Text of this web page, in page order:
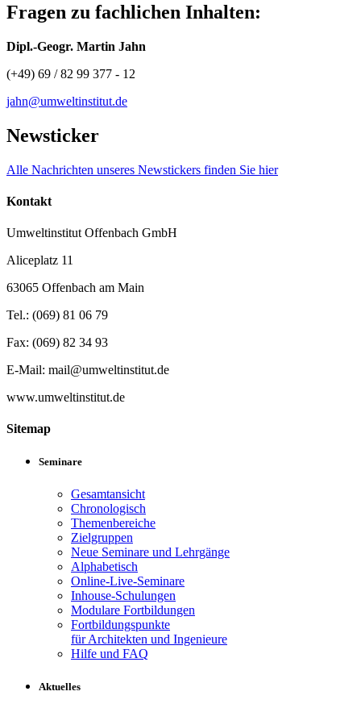
Fragen zu fachlichen Inhalten:
Dipl.-Geogr. Martin Jahn
(+49) 69 / 82 99 377 - 12
jahn@umweltinstitut.de
Newsticker
Alle Nachrichten unseres Newstickers finden Sie hier
Kontakt
Umweltinstitut Offenbach GmbH
Aliceplatz 11
63065 Offenbach am Main
Tel.: (069) 81 06 79
Fax: (069) 82 34 93
E-Mail: mail@umweltinstitut.de
www.umweltinstitut.de
Sitemap
Seminare
Gesamtansicht
Chronologisch
Themenbereiche
Zielgruppen
Neue Seminare und Lehrgänge
Alphabetisch
Online-Live-Seminare
Inhouse-Schulungen
Modulare Fortbildungen
Fortbildungspunkte
für Architekten und Ingenieure
Hilfe und FAQ
Aktuelles